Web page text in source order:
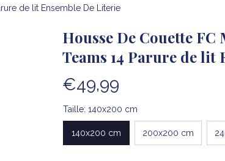
de lit Ensemble De Literie
Housse De Couette
Teams 14 Parure de lit
€49,99
Taille: 140x200 cm
140x200 cm 200x200 cm